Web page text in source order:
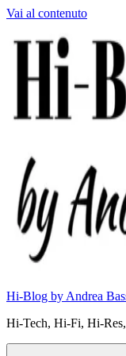
Vai al contenuto
Hi-Blog by Andrea
Hi-Tech, Hi-Fi, Hi-